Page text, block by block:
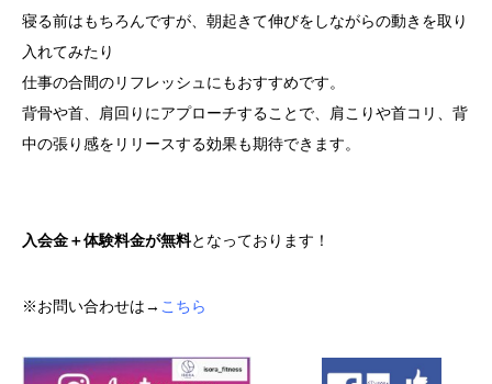
寝る前はもちろんですが、朝起きて伸びをしながらの動きを取り
入れてみたり
仕事の合間のリフレッシュにもおすすめです。
背骨や首、肩回りにアプローチすることで、肩こりや首コリ、背
中の張り感をリリースする効果も期待できます。
入会金＋体験料金が無料となっております！
※お問い合わせは→ こちら